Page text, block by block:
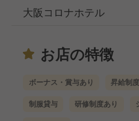
大阪コロナホテル
お店の特徴
ボーナス・賞与あり 昇給制
制服貸与 研修制度あり